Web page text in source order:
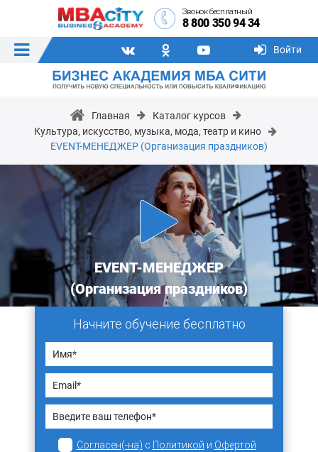
Звонок бесплатный
8 800 350 94 34
Войти
Главная
Каталог курсов
Культура, искусство, музыка, мода, театр и кино
EVENT-МЕНЕДЖЕР (Организация праздников)
EVENT-МЕНЕДЖЕР
(Организация праздников)
Начните обучение бесплатно
Согласен(-на) с Политикой и Офертой